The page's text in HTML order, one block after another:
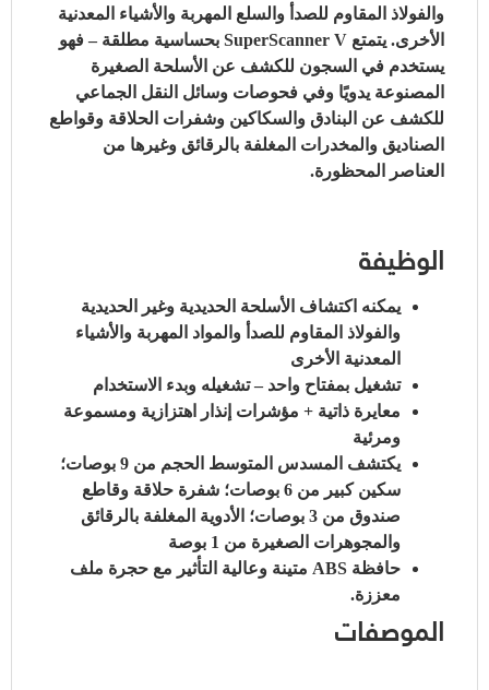
والفولاذ المقاوم للصدأ والسلع المهربة والأشياء المعدنية
الأخرى.
يتمتع SuperScanner V بحساسية مطلقة – فهو
يستخدم في السجون للكشف عن الأسلحة الصغيرة
المصنوعة يدويًا وفي فحوصات وسائل النقل الجماعي
للكشف عن البنادق والسكاكين وشفرات الحلاقة وقواطع
الصناديق والمخدرات المغلفة بالرقائق وغيرها من
العناصر المحظورة.
الوظيفة
يمكنه اكتشاف الأسلحة الحديدية وغير الحديدية
والفولاذ المقاوم للصدأ والمواد المهربة والأشياء
المعدنية الأخرى
تشغيل بمفتاح واحد – تشغيله وبدء الاستخدام
معايرة ذاتية + مؤشرات إنذار اهتزازية ومسموعة
ومرئية
يكتشف المسدس المتوسط الحجم من 9 بوصات؛
سكين كبير من 6 بوصات؛
شفرة حلاقة وقاطع
صندوق من 3 بوصات؛
الأدوية المغلفة بالرقائق
والمجوهرات الصغيرة من 1 بوصة
حافظة ABS متينة وعالية التأثير مع حجرة ملف
معززة.
الموصفات